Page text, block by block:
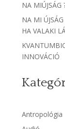
NA MIÚJSÁG
NA MI
HA VALAKI
INNOVÁCIÓ
Antropológia